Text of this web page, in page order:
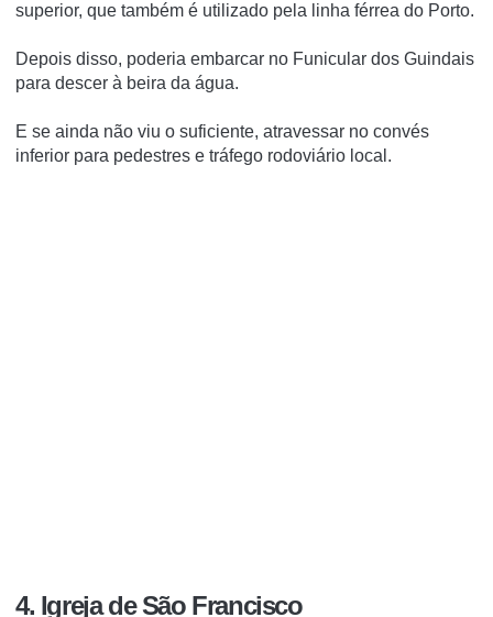
superior, que também é utilizado pela linha férrea do Porto.
Depois disso, poderia embarcar no Funicular dos Guindais
para descer à beira da água.
E se ainda não viu o suficiente, atravessar no convés
inferior para pedestres e tráfego rodoviário local.
4. Igreja de São Francisco